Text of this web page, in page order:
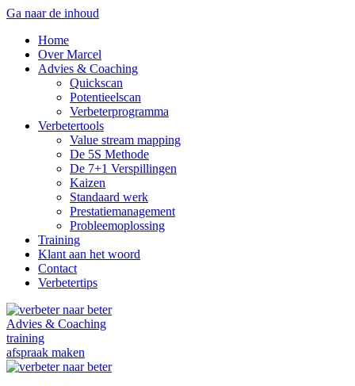
Ga naar de inhoud
Home
Over Marcel
Advies & Coaching
Quickscan
Potentieelscan
Verbeterprogramma
Verbetertools
Value stream mapping
De 5S Methode
De 7+1 Verspillingen
Kaizen
Standaard werk
Prestatiemanagement
Probleemoplossing
Training
Klant aan het woord
Contact
Verbetertips
Advies & Coaching
training
afspraak maken